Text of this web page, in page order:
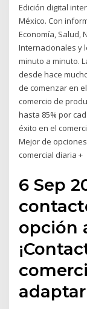
Edición digital
México. Con
Economía, Salud,
Internacionales y
minuto a minuto.
desde hace
de comenzar en
comercio de
hasta 85% por
éxito en el
Mejor de
comercial diaria +
6 Sep
opción